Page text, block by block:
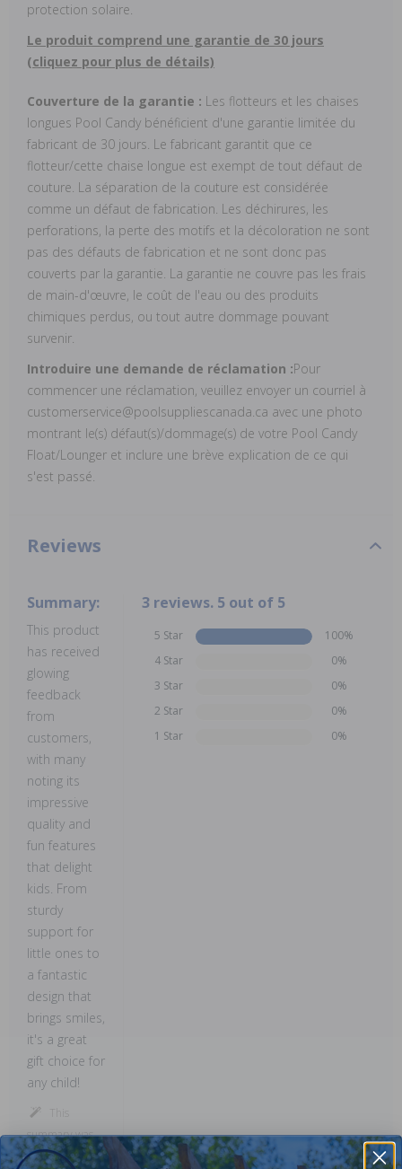
protection solaire.
Le produit comprend une garantie de 30 jours
(cliquez pour plus de détails)
Couverture de la garantie : Les flotteurs et les chaises
longues Pool Candy bénéficient d'une garantie limitée du
fabricant de 30 jours. Le fabricant garantit que ce
flotteur/cette chaise longue est exempt de tout défaut de
couture. La séparation de la couture est considérée
comme un défaut de fabrication. Les déchirures, les
perforations, la perte des motifs et la décoloration ne sont
pas des défauts de fabrication et ne sont donc pas
couverts par la garantie. La garantie ne couvre pas les frais
de main-d'œuvre, le coût de l'eau ou des produits
chimiques perdus, ou tout autre dommage pouvant
survenir.
Introduire une demande de réclamation :Pour
commencer une réclamation, veuillez envoyer un courriel à
customerservice@poolsuppliescanada.ca avec une photo
montrant le(s) défaut(s)/dommage(s) de votre Pool Candy
Float/Lounger et inclure une brève explication de ce qui
s'est passé.
Reviews
Summary:
This product
has received
glowing
feedback
from
customers,
with many
noting its
impressive
quality and
fun features
that delight
kids. From
sturdy
support for
little ones to
a fantastic
design that
brings smiles,
it's a great
gift choice for
any child!
This
summary was
created by
3 reviews. 5 out of 5
5 Star
100%
4 Star
0%
3 Star
0%
2 Star
0%
1 Star
0%